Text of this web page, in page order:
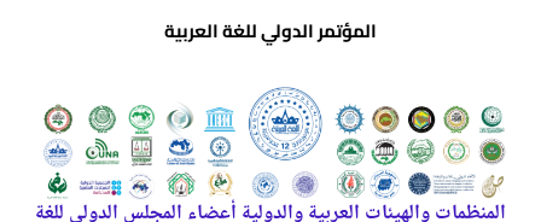
المؤتمر الدولي للغة العربية
المنظمات والهيئات العربية والدولية أعضاء المجلس الدولي للغة